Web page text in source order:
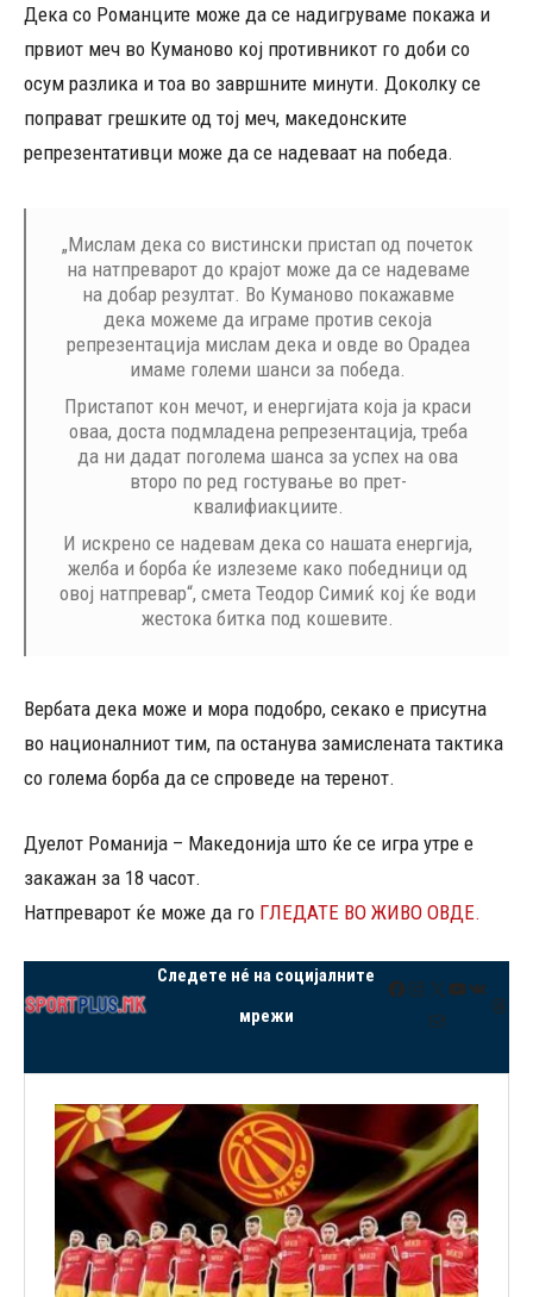
Дека со Романците може да се надигруваме покажа и
првиот меч во Куманово кој противникот го доби со
осум разлика и тоа во завршните минути. Доколку се
поправат грешките од тој меч, македонските
репрезентативци може да се надеваат на победа.
„Мислам дека со вистински пристап од почеток
на натпреварот до крајот може да се надеваме
на добар резултат. Во Куманово покажавме
дека можеме да играме против секоја
репрезентација мислам дека и овде во Орадеа
имаме големи шанси за победа.
Пристапот кон мечот, и енергијата која ја краси
оваа, доста подмладена репрезентација, треба
да ни дадат поголема шанса за успех на ова
второ по ред гостување во прет-
квалифиакциите.
И искрено се надевам дека со нашата енергија,
желба и борба ќе излеземе како победници од
овој натпревар“, смета Теодор Симиќ кој ќе води
жестока битка под кошевите.
Вербата дека може и мора подобро, секако е присутна
во националниот тим, па останува замислената тактика
со голема борба да се спроведе на теренот.
Дуелот Романија – Македонија што ќе се игра утре е
закажан за 18 часот.
Натпреварот ќе може да го ГЛЕДАТЕ ВО ЖИВО ОВДЕ.
Следете нé на социјалните
мрежи
Facebook
Instagram
X YouTube
VK
Mail